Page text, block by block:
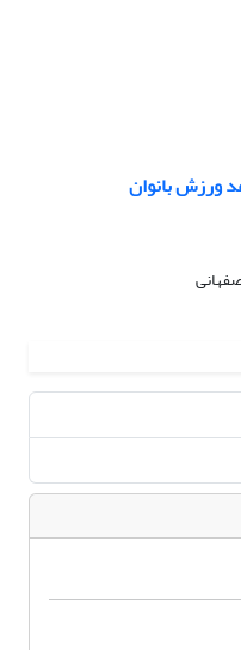
ورزش بانوان